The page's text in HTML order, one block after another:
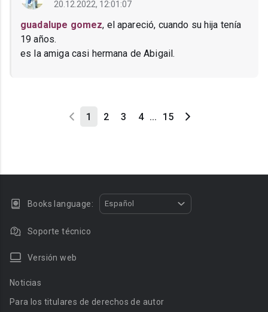
20.12.2022, 12:01:07
guadalupe gomez, el apareció, cuando su hija tenía
19 años.
es la amiga casi hermana de Abigail.
1 2 3 4 ... 15
Books language: Español
Soporte técnico
Versión web
Noticias
Para los titulares de derechos de autor